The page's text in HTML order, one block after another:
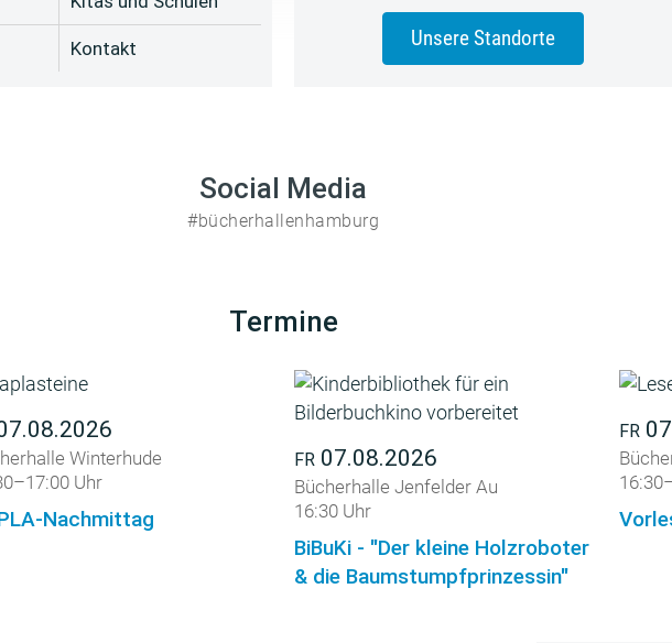
Kontakt Unsere Standorte
Social Media
#bücherhallenhamburg
Termine
Winterhude
Uhr
Nachmittag
FR 07.08.2026
Bücherhalle Jenfelder Au
16:30 Uhr
BiBuKi - "Der kleine Holzroboter
& die Baumstumpfprinzessin"
FR